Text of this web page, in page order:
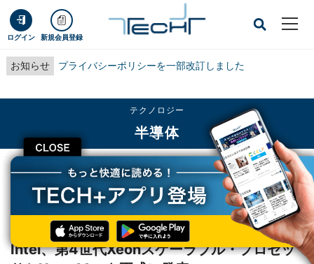
ログイン 新規会員登録
お知らせ プライバシーポリシーを一部改訂しました
CLOSE
テクノロジー
半導体
TECH+ テクノロジー
半導体
Intel、第4世代Xeonスケーラブル・プロセッサとXeon Maxを正式に発表
Intel、第4世代Xeonスケーラブル・プロセッ